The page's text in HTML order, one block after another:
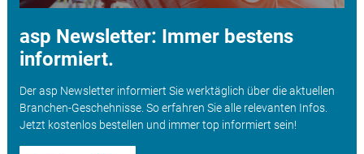
asp Newsletter: Immer bestens
informiert.
Der asp Newsletter informiert Sie werktäglich über die aktuellen
Branchen-Geschehnisse. So erfahren Sie alle relevanten Infos.
Jetzt kostenlos bestellen und immer top informiert sein!